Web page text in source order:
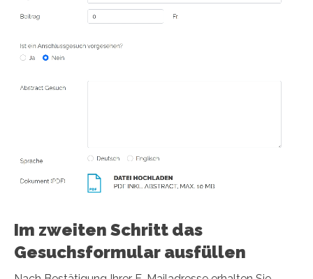
Im zweiten Schritt das
Gesuchsformular ausfüllen